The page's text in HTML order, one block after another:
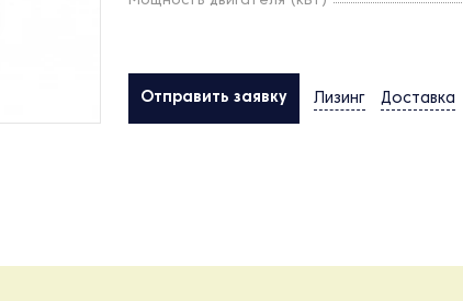
Отправить заявку Лизинг Доставка